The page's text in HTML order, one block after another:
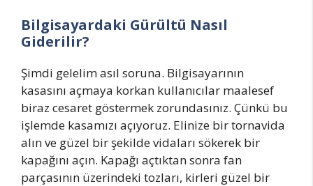
Bilgisayardaki Gürültü Nasıl
Giderilir?
Şimdi gelelim asıl soruna. Bilgisayarının
kasasını açmaya korkan kullanıcılar maalesef
biraz cesaret göstermek zorundasınız. Çünkü bu
işlemde kasamızı açıyoruz. Elinize bir tornavida
alın ve güzel bir şekilde vidaları sökerek bir
kapağını açın. Kapağı açtıktan sonra fan
parçasının üzerindeki tozları, kirleri güzel bir